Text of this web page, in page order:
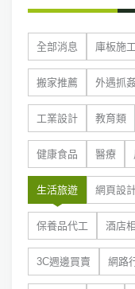
全部消息 庫板施工
搬家推薦 外遇抓
工業設計 教育類
健康食品 醫療
生活旅遊 網頁設
保養品代工 酒店
3C週邊買賣 網路